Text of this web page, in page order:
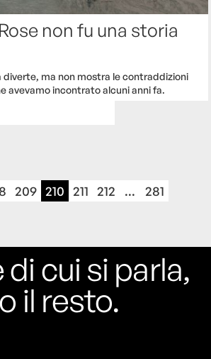
non fu una storia
diverte, ma non mostra le contraddizioni
avevamo incontrato alcuni anni fa.
209 210 211 212 ... 281
di cui si parla,
il resto.